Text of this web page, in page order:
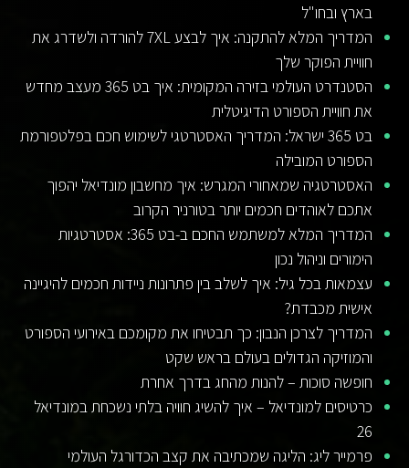
בארץ ובחו"ל
המדריך המלא להתקנה: איך לבצע 7XL להורדה ולשדרג את
חוויית הפוקר שלך
הסטנדרט העולמי בזירה המקומית: איך בט 365 מעצב מחדש
את חוויית הספורט הדיגיטלית
בט 365 ישראל: המדריך האסטרטגי לשימוש חכם בפלטפורמת
הספורט המובילה
האסטרטגיה שמאחורי המגרש: איך מחשבון מונדיאל יהפוך
אתכם לאוהדים חכמים יותר בטורניר הקרוב
המדריך המלא למשתמש החכם ב-בט 365: אסטרטגיות
הימורים וניהול נכון
עצמאות בכל גיל: איך לשלב בין פתרונות ניידות חכמים להיגיינה
אישית מכבדת?
המדריך לצרכן הנבון: כך תבטיחו את מקומכם באירועי הספורט
והמוזיקה הגדולים בעולם בראש שקט
חופשה סוכות – להנות מהחג בדרך אחרת
כרטיסים למונדיאל – איך להשיג חוויה בלתי נשכחת במונדיאל
26
פרמייר ליג: הליגה שמכתיבה את קצב הכדורגל העולמי